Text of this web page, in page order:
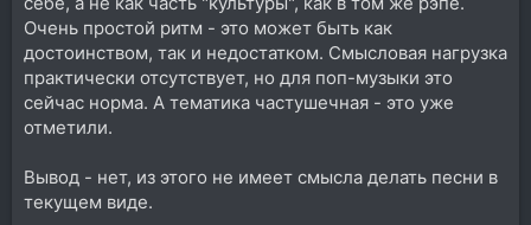
Очень простой ритм - это может быть как
достоинством, так и недостатком. Смысловая нагрузка
практически отсутствует, но для поп-музыки это
сейчас норма. А тематика частушечная - это уже
отметили.
Вывод - нет, из этого не имеет смысла делать песни в
текущем виде.